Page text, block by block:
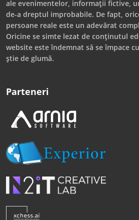
ale evenimentelor, informații fictive,
de-a dreptul improbabile. De fapt,
persoane reale este un adevărat
Oricine se simte lezat de conținutul
website este îndemnat să se împace
știe de glumă.
Parteneri